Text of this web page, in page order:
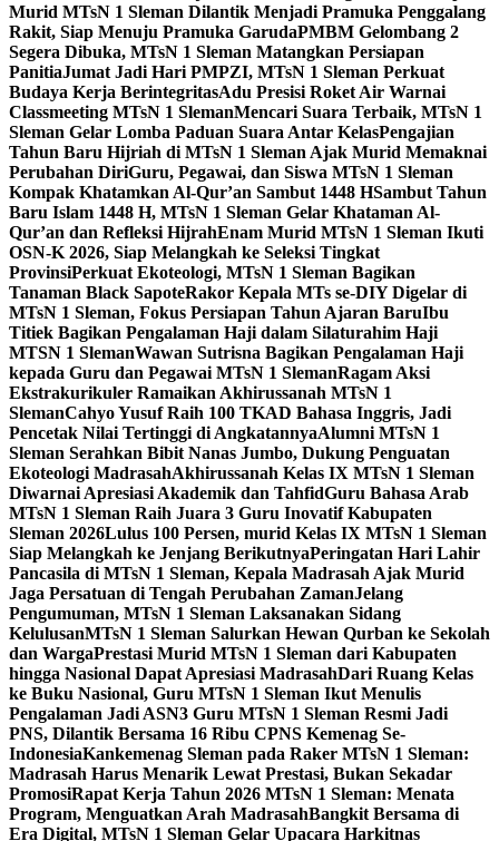
Murid MTsN 1 Sleman Dilantik Menjadi Pramuka Penggalang
Rakit, Siap Menuju Pramuka GarudaPMBM Gelombang 2
Segera Dibuka, MTsN 1 Sleman Matangkan Persiapan
PanitiaJumat Jadi Hari PMPZI, MTsN 1 Sleman Perkuat
Budaya Kerja BerintegritasAdu Presisi Roket Air Warnai
Classmeeting MTsN 1 SlemanMencari Suara Terbaik, MTsN 1
Sleman Gelar Lomba Paduan Suara Antar KelasPengajian
Tahun Baru Hijriah di MTsN 1 Sleman Ajak Murid Memaknai
Perubahan DiriGuru, Pegawai, dan Siswa MTsN 1 Sleman
Kompak Khatamkan Al-Qur’an Sambut 1448 HSambut Tahun
Baru Islam 1448 H, MTsN 1 Sleman Gelar Khataman Al-
Qur’an dan Refleksi HijrahEnam Murid MTsN 1 Sleman Ikuti
OSN-K 2026, Siap Melangkah ke Seleksi Tingkat
ProvinsiPerkuat Ekoteologi, MTsN 1 Sleman Bagikan
Tanaman Black SapoteRakor Kepala MTs se-DIY Digelar di
MTsN 1 Sleman, Fokus Persiapan Tahun Ajaran BaruIbu
Titiek Bagikan Pengalaman Haji dalam Silaturahim Haji
MTSN 1 SlemanWawan Sutrisna Bagikan Pengalaman Haji
kepada Guru dan Pegawai MTsN 1 SlemanRagam Aksi
Ekstrakurikuler Ramaikan Akhirussanah MTsN 1
SlemanCahyo Yusuf Raih 100 TKAD Bahasa Inggris, Jadi
Pencetak Nilai Tertinggi di AngkatannyaAlumni MTsN 1
Sleman Serahkan Bibit Nanas Jumbo, Dukung Penguatan
Ekoteologi MadrasahAkhirussanah Kelas IX MTsN 1 Sleman
Diwarnai Apresiasi Akademik dan TahfidGuru Bahasa Arab
MTsN 1 Sleman Raih Juara 3 Guru Inovatif Kabupaten
Sleman 2026Lulus 100 Persen, murid Kelas IX MTsN 1 Sleman
Siap Melangkah ke Jenjang BerikutnyaPeringatan Hari Lahir
Pancasila di MTsN 1 Sleman, Kepala Madrasah Ajak Murid
Jaga Persatuan di Tengah Perubahan ZamanJelang
Pengumuman, MTsN 1 Sleman Laksanakan Sidang
KelulusanMTsN 1 Sleman Salurkan Hewan Qurban ke Sekolah
dan WargaPrestasi Murid MTsN 1 Sleman dari Kabupaten
hingga Nasional Dapat Apresiasi MadrasahDari Ruang Kelas
ke Buku Nasional, Guru MTsN 1 Sleman Ikut Menulis
Pengalaman Jadi ASN3 Guru MTsN 1 Sleman Resmi Jadi
PNS, Dilantik Bersama 16 Ribu CPNS Kemenag Se-
IndonesiaKankemenag Sleman pada Raker MTsN 1 Sleman:
Madrasah Harus Menarik Lewat Prestasi, Bukan Sekadar
PromosiRapat Kerja Tahun 2026 MTsN 1 Sleman: Menata
Program, Menguatkan Arah MadrasahBangkit Bersama di
Era Digital, MTsN 1 Sleman Gelar Upacara Harkitnas